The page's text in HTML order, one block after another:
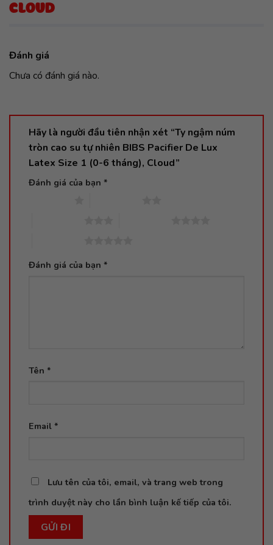
CLOUD
Đánh giá
Chưa có đánh giá nào.
Hãy là người đầu tiên nhận xét “Ty ngậm núm
tròn cao su tự nhiên BIBS Pacifier De Lux
Latex Size 1 (0-6 tháng), Cloud”
Đánh giá của bạn *
Đánh giá của bạn *
Tên *
Email *
Lưu tên của tôi, email, và trang web trong
trình duyệt này cho lần bình luận kế tiếp của tôi.